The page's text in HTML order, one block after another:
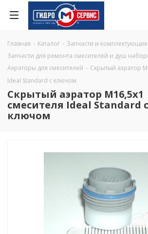
Главная - Каталог - Запчасти и
Запчасти для ремонта смесителей и душ
Аэраторы для смесителей - Скрытый аэратор
Ideal Standard с ключом
Скрытый аэратор M16,5x1
смесителя Ideal Standard с
ключом